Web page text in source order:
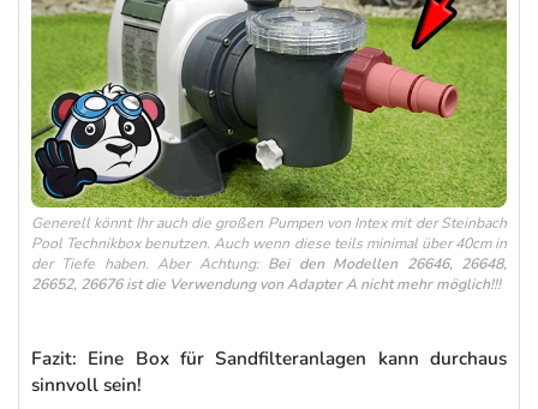
Generell könnt Ihr auch die großen Pumpen von Intex mit der Steinbach
Pool Technikbox benutzen. Auch wenn diese teils minimal über 40cm in
der Tiefe haben. Aber Achtung:Bei den Modellen 26646, 26648,
26652, 26676 ist die Verwendung von Adapter A nicht mehr möglich!!!
Fazit: Eine Box für Sandfilteranlagen kann durchaus
sinnvoll sein!